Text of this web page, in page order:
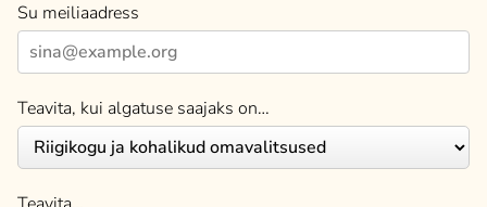
Su meiliaadress
Teavita, kui algatuse saajaks on…